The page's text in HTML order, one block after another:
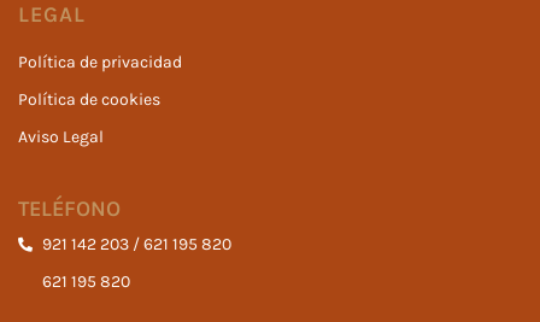
LEGAL
Política de privacidad
Política de cookies
Aviso Legal
TELÉFONO
921 142 203 / 621 195 820
621 195 820